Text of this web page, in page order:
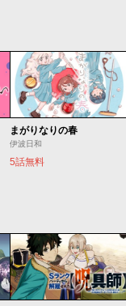
まがりなりの春
伊波日和
5話無料